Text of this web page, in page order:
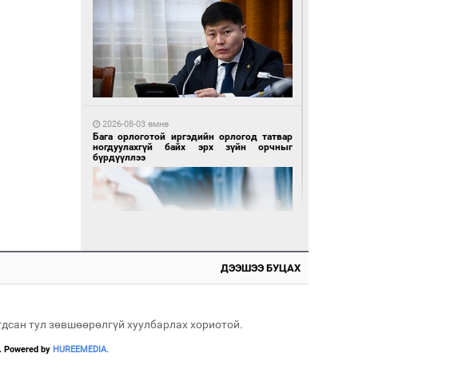
1 өдрийн өмнө өмнө
Бүх төрлийн шатахууны импортыг шуурхай
МИАТ ТӨХК “Боинг” компанитай хамтын
2026-08-03 өмнө
Бага орлоготой иргэдийн орлогод татвар
ногдуулахгүй байх эрх зүйн орчныг
бүрдүүллээ
ДЭЭШЭЭ БУЦАХ
тул зөвшөөрөлгүй хуулбарлах хориотой.
Powered by HUREEMEDIA.